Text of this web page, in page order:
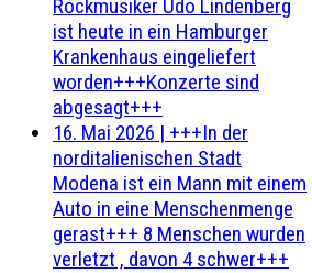
Rockmusiker Udo Lindenberg
ist heute in ein Hamburger
Krankenhaus eingeliefert
worden+++Konzerte sind
abgesagt+++
16. Mai 2026 | +++In der
norditalienischen Stadt
Modena ist ein Mann mit einem
Auto in eine Menschenmenge
gerast+++ 8 Menschen wurden
verletzt , davon 4 schwer+++